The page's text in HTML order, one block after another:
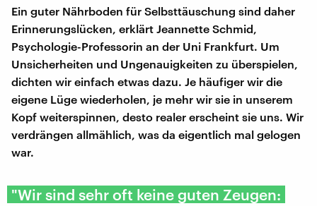
Ein guter Nährboden für Selbsttäuschung sind daher
Erinnerungslücken, erklärt Jeannette Schmid,
Psychologie-Professorin an der Uni Frankfurt. Um
Unsicherheiten und Ungenauigkeiten zu überspielen,
dichten wir einfach etwas dazu. Je häufiger wir die
eigene Lüge wiederholen, je mehr wir sie in unserem
Kopf weiterspinnen, desto realer erscheint sie uns. Wir
verdrängen allmählich, was da eigentlich mal gelogen
war.
"Wir sind sehr oft keine guten Zeugen: